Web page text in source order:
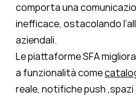
comporta una
inefficace, ostacolando
aziendali.
Le piattaforme SFA
a funzionalità come
reale, notifiche push